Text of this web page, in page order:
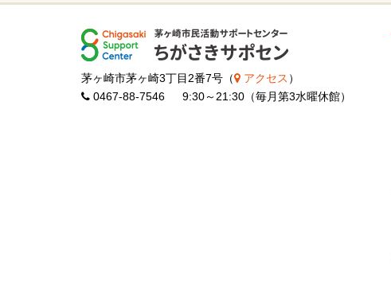
茅ヶ崎市茅ヶ崎3丁目2番7号（ アクセス ）
0467-88-7546 9:30～21:30（毎月第3水曜休館）